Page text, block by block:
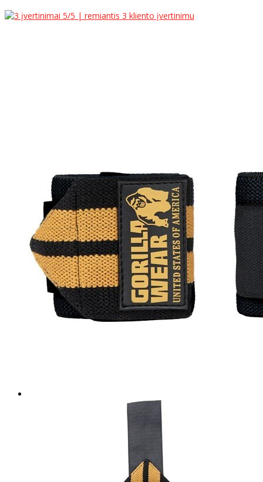
5/5 | remiantis 3 kliento įvertinimu